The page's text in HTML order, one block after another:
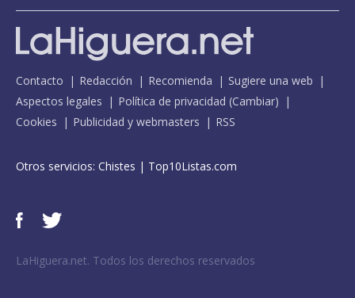
Contacto Redacción Recomienda
Sugiere una web
Aspectos legales
Política de privacidad (Cambiar)
Cookies
Publicidad y webmasters RSS
Otros servicios: Chistes | Top10Listas.com
LaHiguera.net. Todos los derechos reservados